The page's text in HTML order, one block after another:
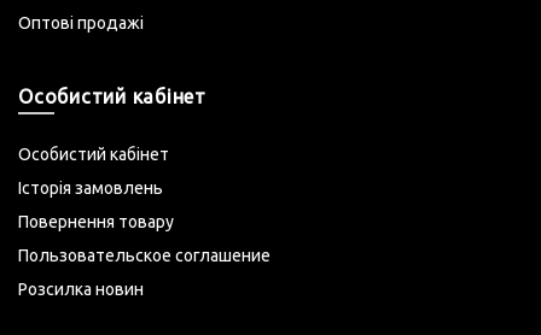
Оптові продажі
Особистий кабінет
Особистий кабінет
Історія замовлень
Повернення товару
Пользовательское соглашение
Розсилка новин